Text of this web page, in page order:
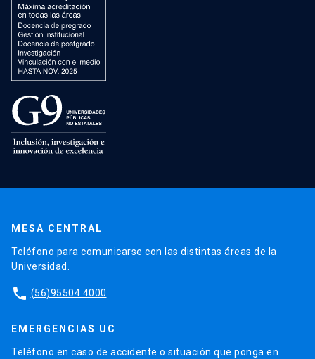
MESA CENTRAL
Teléfono para comunicarse con las distintas áreas de la
Universidad.
phone (56)95504 4000
EMERGENCIAS UC
Teléfono en caso de accidente o situación que ponga en